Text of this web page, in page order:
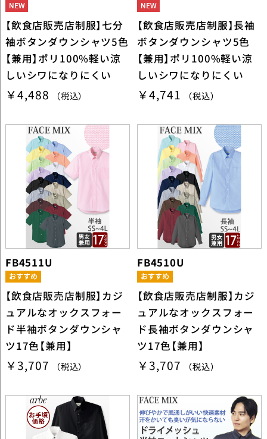
【飲食店販売店制服】七分
袖ボタンダウンシャツ5色
【兼用】ポリ100%軽い涼
しいシワになりにくい
￥4,488 （税込）
【飲食店販売店制服】長袖
ボタンダウンシャツ5色
【兼用】ポリ100%軽い涼
しいシワになりにくい
￥4,741 （税込）
FB4511U
【飲食店販売店制服】カジ
ュアルなオックスフォー
ド半袖ボタンダウンシャ
ツ17色【兼用】
￥3,707 （税込）
FB4510U
【飲食店販売店制服】カジ
ュアルなオックスフォー
ド長袖ボタンダウンシャ
ツ17色【兼用】
￥3,707 （税込）